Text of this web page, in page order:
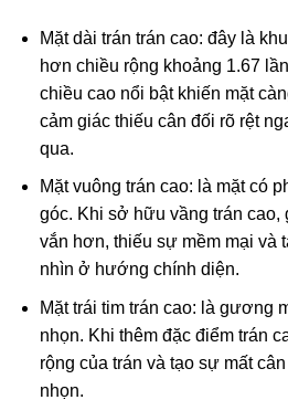
Mặt dài trán trán cao: đây là
hơn chiều rộng khoảng 1.67
chiều cao nổi bật khiến mặt
cảm giác thiếu cân đối rõ rệt
qua.
Mặt vuông trán cao: là mặt có
góc. Khi sở hữu vầng trán cao,
vắn hơn, thiếu sự mềm mại và
nhìn ở hướng chính diện.
Mặt trái tim trán cao: là gương
nhọn. Khi thêm đặc điểm trán
rộng của trán và tạo sự mất
nhọn.